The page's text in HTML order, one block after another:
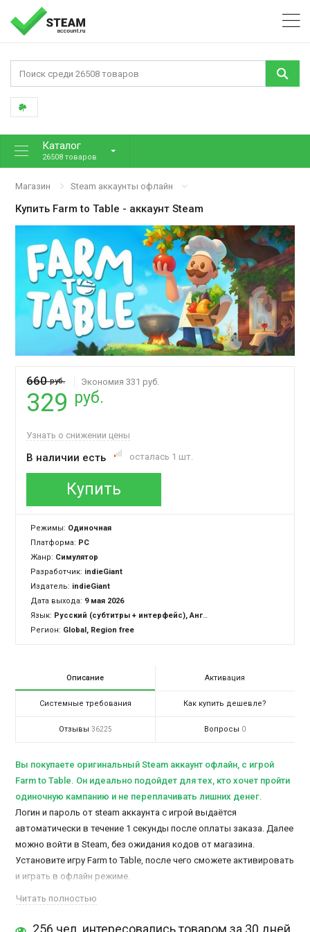
Каталог
26508 товаров
Магазин Steam аккаунты офлайн
Купить Farm to Table - аккаунт Steam
660руб. Экономия 331 руб.
329 руб.
Узнать о снижении цены
В наличии есть осталась 1 шт.
Купить
Режимы: Одиночная
Платформа: PC
Жанр: Симулятор
Разработчик: indieGiant
Издатель: indieGiant
Дата выхода: 9 мая 2026
Язык: Русский (субтитры + интерфейс), Английский (озвучка + субтитры + интерфейс)
Регион: Global, Region free
Описание Активация
Системные требования Как купить дешевле?
Отзывы 36225 Вопросы 0
Вы покупаете оригинальный Steam аккаунт офлайн, c игрой
Farm to Table. Он идеально подойдет для тех, кто хочет пройти
одиночную кампанию и не переплачивать лишних денег.
Логин и пароль от steam аккаунта с игрой выдаётся
автоматически в течение 1 секунды после оплаты заказа. Далее
можно войти в Steam, без ожидания кодов от магазина.
Установите игру Farm to Table, после чего сможете активировать
и играть в офлайн режиме.
ограничено.
Все заказы на Steam-Account.ru — безопасны.Деньги
Читать полностью
256 чел. интересовались товаром за 30 дней